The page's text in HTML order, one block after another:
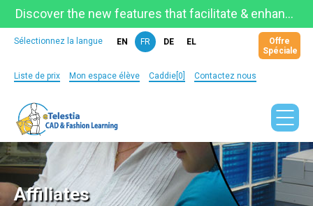
Discover the new features that facilitate & enhance learning on the newly updated Telestia Learning Space!
Offre
Spéciale
Sélectionnez la langue EN FR DE EL
Liste de prix Mon espace élève Caddie[0] Contactez nous
Affiliates